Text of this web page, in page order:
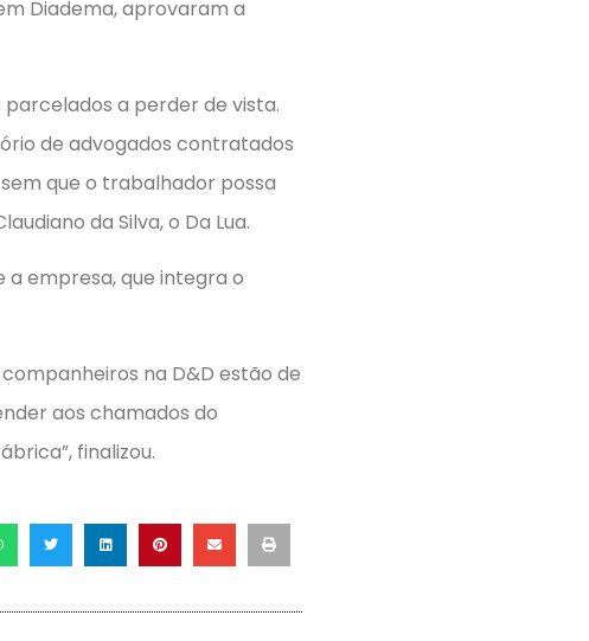
Diadema, aprovaram a
a perder de vista.
de advogados con­tratados
que o trabalhador possa
da Silva, o Da Lua.
a empre­sa, que integra o
na D&D estão de
aos chamados do
finalizou.